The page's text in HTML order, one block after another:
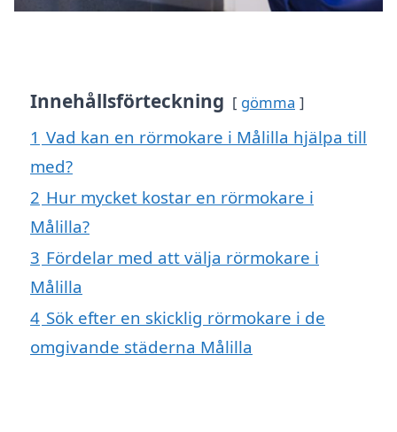
Innehållsförteckning gömma
1 Vad kan en rörmokare i Målilla hjälpa till
med?
2 Hur mycket kostar en rörmokare i
Målilla?
3 Fördelar med att välja rörmokare i
Målilla
4 Sök efter en skicklig rörmokare i de
omgivande städerna Målilla